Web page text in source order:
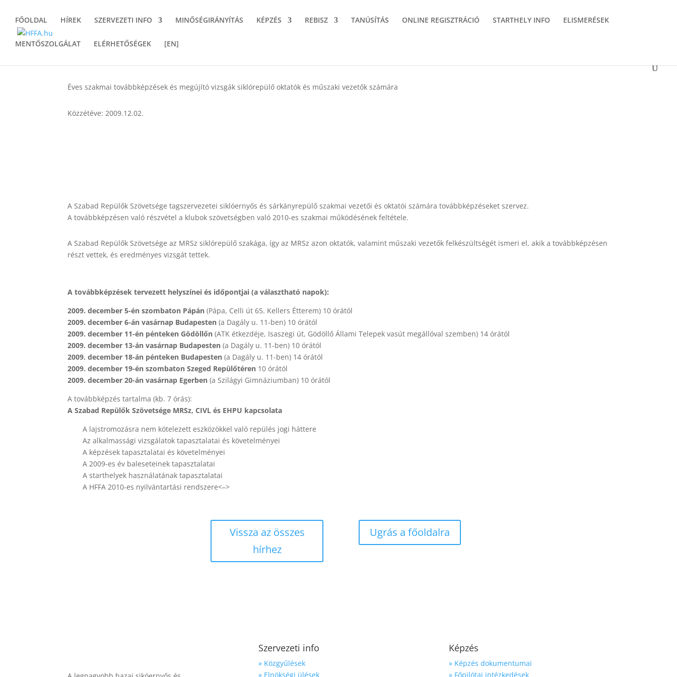
FŐOLDAL HÍREK SZERVEZETI INFO MINŐSÉGIRÁNYÍTÁS KÉPZÉS REBISZ TANÚSÍTÁS ONLINE REGISZTRÁCIÓ STARTHELY INFO ELISMERÉSEK
MENTŐSZOLGÁLAT ELÉRHETŐSÉGEK [EN]
Éves szakmai továbbképzések és megújító vizsgák siklórepülő oktatók és műszaki vezetők számára
Közzétéve: 2009.12.02.
A Szabad Repülők Szövetsége tagszervezetei siklóernyős és sárkányrepülő szakmai vezetői és oktatói számára továbbképzéseket szervez.
A továbbképzésen való részvétel a klubok szövetségben való 2010-es szakmai működésének feltétele.
A Szabad Repülők Szövetsége az MRSz siklórepülő szakága, így az MRSz azon oktatók, valamint műszaki vezetők felkészültségét ismeri el, akik a továbbképzésen
részt vettek, és eredményes vizsgát tettek.
A továbbképzések tervezett helyszínei és időpontjai (a választható napok):
2009. december 5-én szombaton Pápán (Pápa, Celli út 65. Kellers Étterem) 10 órától
2009. december 6-án vasárnap Budapesten (a Dagály u. 11-ben) 10 órától
2009. december 11-én pénteken Gödöllőn (ATK étkezdéje, Isaszegi út, Gödöllő Állami Telepek vasút megállóval szemben) 14 órától
2009. december 13-án vasárnap Budapesten (a Dagály u. 11-ben) 10 órától
2009. december 18-án pénteken Budapesten (a Dagály u. 11-ben) 14 órától
2009. december 19-én szombaton Szeged Repülőtéren 10 órától
2009. december 20-án vasárnap Egerben (a Szilágyi Gimnáziumban) 10 órától
A továbbképzés tartalma (kb. 7 órás):
A Szabad Repülők Szövetsége MRSz, CIVL és EHPU kapcsolata
A lajstromozásra nem kötelezett eszközökkel való repülés jogi háttere
Az alkalmassági vizsgálatok tapasztalatai és követelményei
A képzések tapasztalatai és követelményei
A 2009-es év baleseteinek tapasztalatai
A starthelyek használatának tapasztalatai
A HFFA 2010-es nyilvántartási rendszere<–>
Vissza az összes
hírhez
Ugrás a főoldalra
Szervezeti info
» Közgyűlések
» Elnökségi ülések
Képzés
» Képzés dokumentumai
» Főpilótai intézkedések